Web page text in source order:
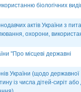
біологічних
актів України з
охорони,
"Про місцеві державні
України (щодо державної
із числа дітей-сиріт або